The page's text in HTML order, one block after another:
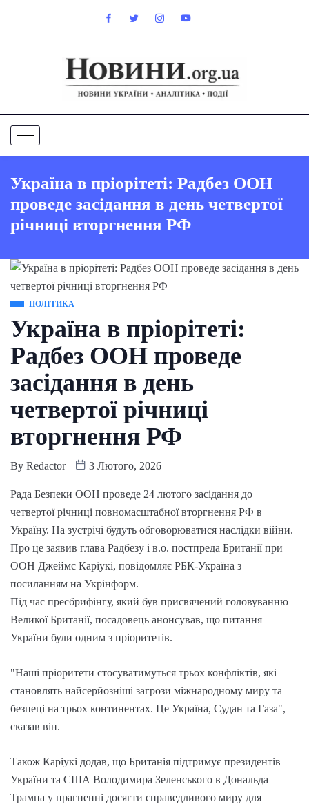
Україна в пріорітеті: Радбез ООН
проведе засідання в день четвертої
річниці вторгнення РФ
ПОЛІТИКА
Україна в пріорітеті:
Радбез ООН проведе
засідання в день
четвертої річниці
вторгнення РФ
By Redactor 3 Лютого, 2026
Рада Безпеки ООН проведе 24 лютого засідання до
четвертої річниці повномасштабної вторгнення РФ в
Україну. На зустрічі будуть обговорюватися наслідки війни.
Про це заявив глава Радбезу і в.о. постпреда Британії при
ООН Джеймс Каріукі, повідомляє РБК-Україна з
посиланням на Укрінформ.
Під час пресбрифінгу, який був присвячений головуванню
Великої Британії, посадовець анонсував, що питання
України були одним з пріоритетів.
"Наші пріоритети стосуватимуться трьох конфліктів, які
становлять найсерйозніші загрози міжнародному миру та
безпеці на трьох континентах. Це Україна, Судан та Газа", –
сказав він.
Також Каріукі додав, що Британія підтримує президентів
України та США Володимира Зеленського в Дональда
Трампа у прагненні досягти справедливого миру для